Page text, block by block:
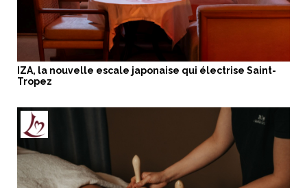
IZA, la nouvelle escale japonaise qui électrise Saint-
Tropez